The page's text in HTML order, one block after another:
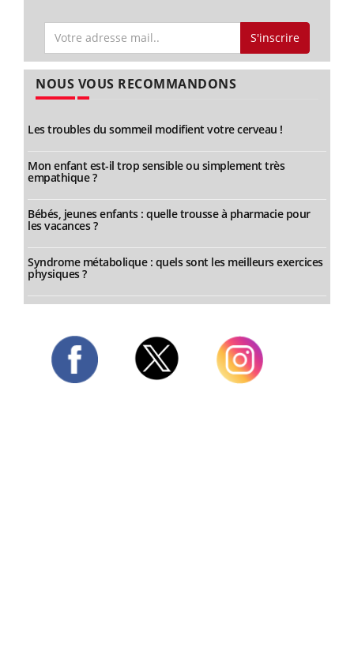
S'inscrire
NOUS VOUS RECOMMANDONS
Les troubles du sommeil modifient votre cerveau !
Mon enfant est-il trop sensible ou simplement très
empathique ?
Bébés, jeunes enfants : quelle trousse à pharmacie pour
les vacances ?
Syndrome métabolique : quels sont les meilleurs exercices
physiques ?